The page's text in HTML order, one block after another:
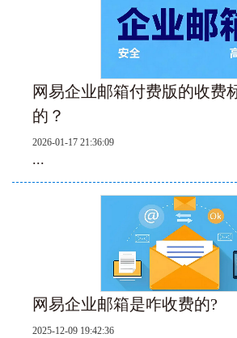
网易企业邮箱付费版的收费
的？
2026-01-17 21:36:09
...
网易企业邮箱是咋收费的?
2025-12-09 19:42:36